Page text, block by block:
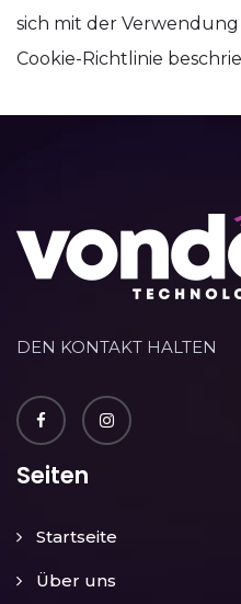
sich mit der Verwendung
Cookie-Richtlinie
DEN KONTAKT HALTEN
Seiten
Startseite
Über uns